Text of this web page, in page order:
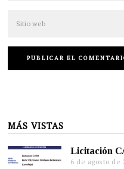
MÁS VISTAS
Licitación
6 de agosto de